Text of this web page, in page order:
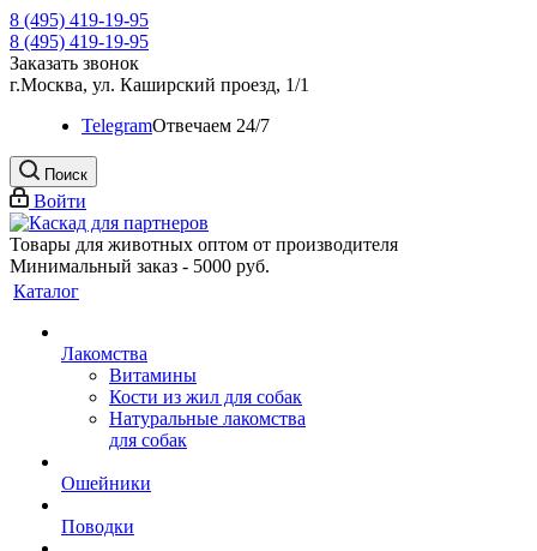
8 (495) 419-19-95
8 (495) 419-19-95
Заказать звонок
г.Москва, ул. Каширский проезд, 1/1
TelegramOтвечаем 24/7
Поиск
Войти
Товары для животных оптом от производителя
Минимальный заказ - 5000 руб.
Каталог
Лакомства
Витамины
Кости из жил для собак
Натуральные лакомства
для собак
Ошейники
Поводки